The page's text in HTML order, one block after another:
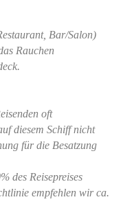
Bar/Salon)
Rauchen
oft
diesem Schiff nicht
für die Besatzung
des Reisepreises
empfehlen wir ca.